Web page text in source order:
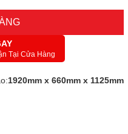
Tại Cửa Hàng
1920mm x 660mm x 1125mm